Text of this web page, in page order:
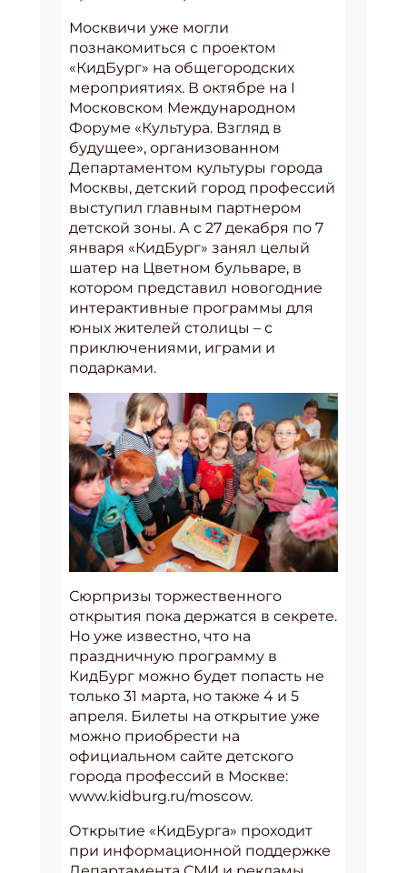
Москвичи уже могли
познакомиться с проектом
«КидБург» на общегородских
мероприятиях. В октябре на I
Московском Международном
Форуме «Культура. Взгляд в
будущее», организованном
Департаментом культуры города
Москвы, детский город профессий
выступил главным партнером
детской зоны. А с 27 декабря по 7
января «КидБург» занял целый
шатер на Цветном бульваре, в
котором представил новогодние
интерактивные программы для
юных жителей столицы – с
приключениями, играми и
подарками.
Сюрпризы торжественного
открытия пока держатся в секрете.
Но уже известно, что на
праздничную программу в
КидБург можно будет попасть не
только 31 марта, но также 4 и 5
апреля. Билеты на открытие уже
можно приобрести на
официальном сайте детского
города профессий в Москве:
www.kidburg.ru/moscow.
Открытие «КидБурга» проходит
при информационной поддержке